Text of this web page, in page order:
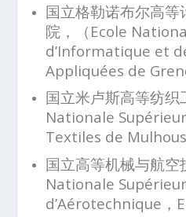
国立格勒诺布尔高
院，（Ecole
d’Informatique et
Appliquées de
国立米卢斯高等纺织
Nationale
Textiles de
国立高等机械与航空
Nationale
d’Aérotechnique，